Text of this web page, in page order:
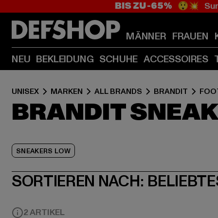
BIS ZU -65% 😲💥
MÄNNER FRAUEN
NEU BEKLEIDUNG SCHUHE ACCESSOIRES
UNISEX MARKEN ALL BRANDS BRANDIT
BRANDIT
SNEAKERS LOW
SORTIEREN NACH:
2 ARTIKEL